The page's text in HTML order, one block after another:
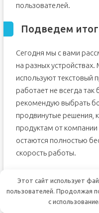
пользователей.
Подведем
Сегодня мы с вами
на разных
используют текстовый
работает не всегда так
рекомендую выбрать
продвинутые решения,
продуктам от
остаются полностью
скорость работы.
информация
Этот сайт использует
пользователей. Продолжая
с